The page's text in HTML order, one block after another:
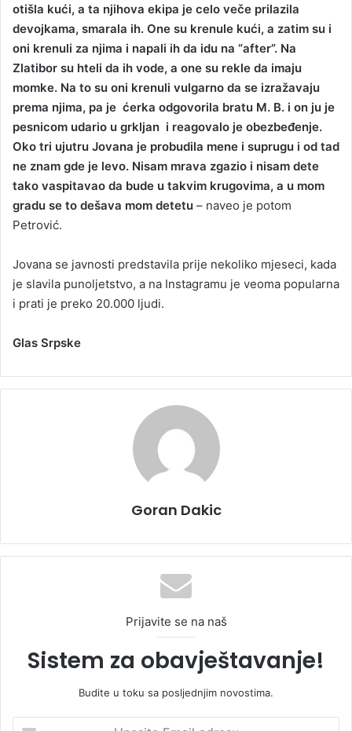
otišla kući, a ta njihova ekipa je celo veče prilazila
devojkama, smarala ih. One su krenule kući, a zatim su i
oni krenuli za njima i napali ih da idu na “after”. Na
Zlatibor su hteli da ih vode, a one su rekle da imaju
momke. Na to su oni krenuli vulgarno da se izražavaju
prema njima, pa je ćerka odgovorila bratu M. B. i on ju je
pesnicom udario u grkljan i reagovalo je obezbeđenje.
Oko tri ujutru Jovana je probudila mene i suprugu i od tad
ne znam gde je levo. Nisam mrava zgazio i nisam dete
tako vaspitavao da bude u takvim krugovima, a u mom
gradu se to dešava mom detetu – naveo je potom
Petrović.
Jovana se javnosti predstavila prije nekoliko mjeseci, kada
je slavila punoljetstvo, a na Instagramu je veoma popularna
i prati je preko 20.000 ljudi.
Glas Srpske
Goran Dakic
Prijavite se na naš
Sistem za obavještavanje!
Budite u toku sa posljednjim novostima.